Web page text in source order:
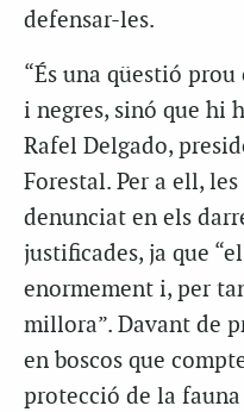
defensar-les.
“És una qüestió
i negres, sinó que hi
Rafel Delgado,
Forestal. Per a ell,
denunciat en els
justificades, ja que
enormement i, per
millora”. Davant de
en boscos que
protecció de la